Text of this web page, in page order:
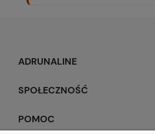
ADRUNALINE
SPOŁECZNOŚĆ
POMOC